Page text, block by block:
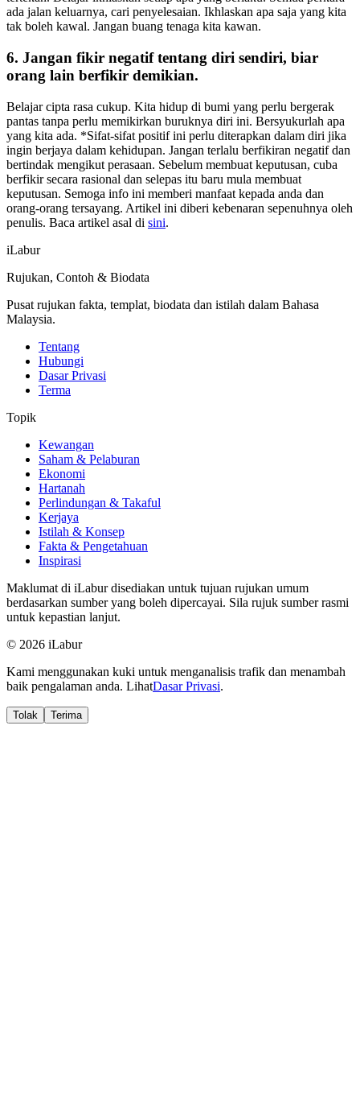
ada jalan keluarnya, cari penyelesaian. Ikhlaskan apa saja yang kita
tak boleh kawal. Jangan buang tenaga kita kawan.
6. Jangan fikir negatif tentang diri sendiri, biar
orang lain berfikir demikian.
Belajar cipta rasa cukup. Kita hidup di bumi yang perlu bergerak
pantas tanpa perlu memikirkan buruknya diri ini. Bersyukurlah apa
yang kita ada. *Sifat-sifat positif ini perlu diterapkan dalam diri jika
ingin berjaya dalam kehidupan. Jangan terlalu berfikiran negatif dan
bertindak mengikut perasaan. Sebelum membuat keputusan, cuba
berfikir secara rasional dan selepas itu baru mula membuat
keputusan. Semoga info ini memberi manfaat kepada anda dan
orang-orang tersayang. Artikel ini diberi kebenaran sepenuhnya oleh
penulis. Baca artikel asal di sini.
iLabur
Rujukan, Contoh & Biodata
Pusat rujukan fakta, templat, biodata dan istilah dalam Bahasa
Malaysia.
Tentang
Hubungi
Dasar Privasi
Terma
Topik
Kewangan
Saham & Pelaburan
Ekonomi
Hartanah
Perlindungan & Takaful
Kerjaya
Istilah & Konsep
Fakta & Pengetahuan
Inspirasi
Maklumat di iLabur disediakan untuk tujuan rujukan umum
berdasarkan sumber yang boleh dipercayai. Sila rujuk sumber rasmi
untuk kepastian lanjut.
© 2026 iLabur
Kami menggunakan kuki untuk menganalisis trafik dan menambah
baik pengalaman anda. LihatDasar Privasi.
Tolak Terima